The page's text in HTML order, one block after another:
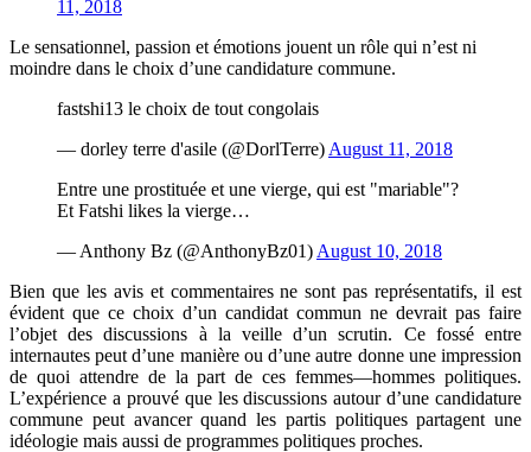
11, 2018
Le sensationnel, passion et émotions jouent un rôle qui n’est ni
moindre dans le choix d’une candidature commune.
fastshi13 le choix de tout congolais
— dorley terre d'asile (@DorlTerre) August 11, 2018
Entre une prostituée et une vierge, qui est "mariable"?
Et Fatshi likes la vierge…
— Anthony Bz (@AnthonyBz01) August 10, 2018
Bien que les avis et commentaires ne sont pas représentatifs, il est
évident que ce choix d’un candidat commun ne devrait pas faire
l’objet des discussions à la veille d’un scrutin. Ce fossé entre
internautes peut d’une manière ou d’une autre donne une impression
de quoi attendre de la part de ces femmes―hommes politiques.
L’expérience a prouvé que les discussions autour d’une candidature
commune peut avancer quand les partis politiques partagent une
idéologie mais aussi de programmes politiques proches.